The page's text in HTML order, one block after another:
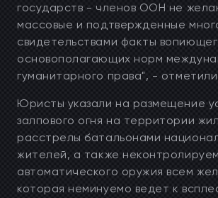
государств - членов ООН не
массовые и подтвержденные
свидетельствами факты
основополагающих норм
гуманитарного права", -
Юристы указали на размещение
залпового огня на территории
расстрелы батальонами
жителей, а также
автоматического оружия всем
которая неминуемо ведет к